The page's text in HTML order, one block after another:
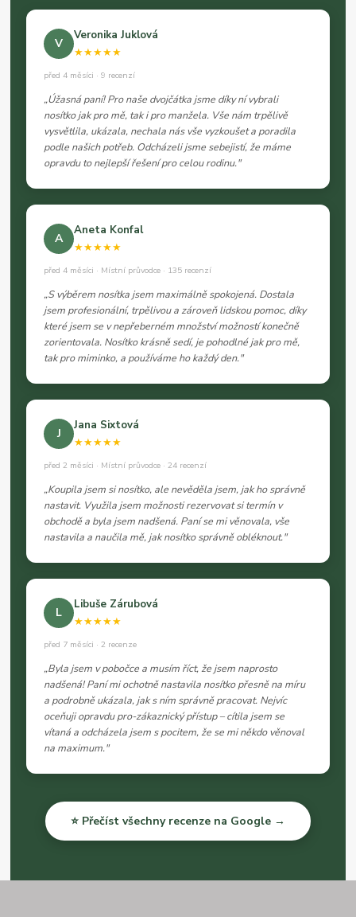
V
Veronika Juklová
★★★★★
před 4 měsíci · 9 recenzí
„Úžasná paní! Pro naše dvojčátka jsme díky ní vybrali
nosítko jak pro mě, tak i pro manžela. Vše nám trpělivě
vysvětlila, ukázala, nechala nás vše vyzkoušet a poradila
podle našich potřeb. Odcházeli jsme sebejistí, že máme
opravdu to nejlepší řešení pro celou rodinu."
A
Aneta Konfal
★★★★★
před 4 měsíci · Místní průvodce · 135 recenzí
„S výběrem nosítka jsem maximálně spokojená. Dostala
jsem profesionální, trpělivou a zároveň lidskou pomoc, díky
které jsem se v nepřeberném množství možností konečně
zorientovala. Nosítko krásně sedí, je pohodlné jak pro mě,
tak pro miminko, a používáme ho každý den."
J
Jana Sixtová
★★★★★
před 2 měsíci · Místní průvodce · 24 recenzí
„Koupila jsem si nosítko, ale nevěděla jsem, jak ho správně
nastavit. Využila jsem možnosti rezervovat si termín v
obchodě a byla jsem nadšená. Paní se mi věnovala, vše
nastavila a naučila mě, jak nosítko správně obléknout."
L
Libuše Zárubová
★★★★★
před 7 měsíci · 2 recenze
„Byla jsem v pobočce a musím říct, že jsem naprosto
nadšená! Paní mi ochotně nastavila nosítko přesně na míru
a podrobně ukázala, jak s ním správně pracovat. Nejvíc
oceňuji opravdu pro-zákaznický přístup – cítila jsem se
vítaná a odcházela jsem s pocitem, že se mi někdo věnoval
na maximum."
⭐ Přečíst všechny recenze na Google →